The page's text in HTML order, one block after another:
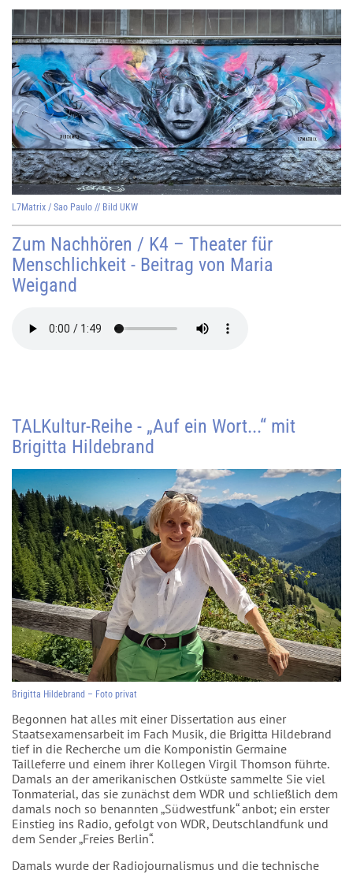
L7Matrix / Sao Paulo // Bild UKW
Zum Nachhören / K4 – Theater für
Menschlichkeit - Beitrag von Maria
Weigand
TALKultur-Reihe - „Auf ein Wort...“ mit
Brigitta Hildebrand
Brigitta Hildebrand – Foto privat
Begonnen hat alles mit einer Dissertation aus einer
Staatsexamensarbeit im Fach Musik, die Brigitta Hildebrand
tief in die Recherche um die Komponistin Germaine
Tailleferre und einem ihrer Kollegen Virgil Thomson führte.
Damals an der amerikanischen Ostküste sammelte Sie viel
Tonmaterial, das sie zunächst dem WDR und schließlich dem
damals noch so benannten „Südwestfunk“ anbot; ein erster
Einstieg ins Radio, gefolgt von WDR, Deutschlandfunk und
dem Sender „Freies Berlin“.
Damals wurde der Radiojournalismus und die technische